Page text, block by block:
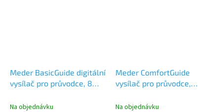
Meder BasicGuide digitální
vysílač pro průvodce, 8
Na objednávku
Meder ComfortGuide
vysílač pro průvodce,
Na objednávku